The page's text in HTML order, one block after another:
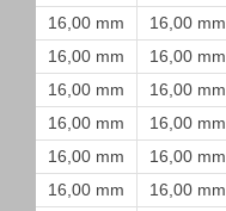
16,00 mm
16,00 mm
16,00 mm
16,00 mm
16,00 mm
16,00 mm
16,00 mm
16,00 mm
16,00 mm
16,00 mm
16,00 mm
16,00 mm